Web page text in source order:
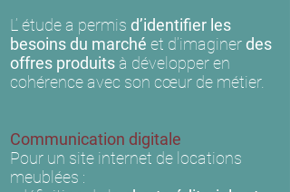
L’ étude a permis d’identifier les
besoins du marché et d’imaginerdes
offres produits à développer en
cohérence avec son cœur de métier.
Communication digitale
Pour un site internet de locations
meublées :